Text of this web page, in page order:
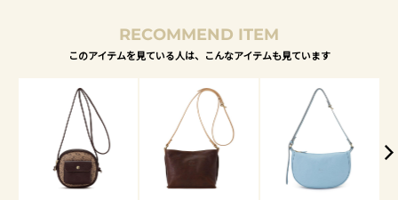
RECOMMEND ITEM
このアイテムを見ている人は、こんなアイテムも見ています